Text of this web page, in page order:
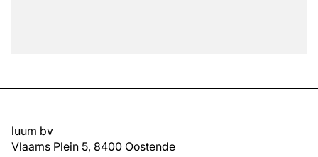
luum bv
Vlaams Plein 5, 8400 Oostende